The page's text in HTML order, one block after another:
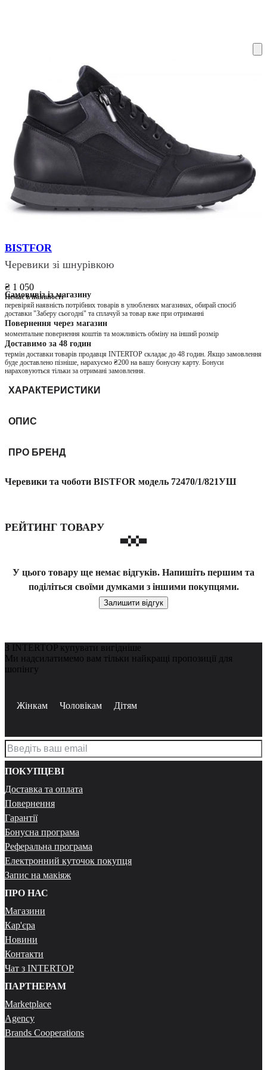
BISTFOR
Черевики зі шнурівкою
₴ 1 050
Немає в наявності
Самовивіз із магазину
перевіряй наявність потрібних товарів в улюблених магазинах, обирай спосіб
доставки "Заберу сьогодні" та сплачуй за товар вже при отриманні
Повернення через магазин
моментальне повернення коштів та можливість обміну на інший розмір
Доставимо за 48 годин
термін доставки товарів продавця INTERTOP складає до 48 годин. Якщо замовлення
буде доставлено пізніше, нарахуємо ₴200 на вашу бонусну карту. Бонуси
нараховуються тільки за отримані замовлення.
ХАРАКТЕРИСТИКИ
ОПИС
ПРО БРЕНД
Черевики та чоботи BISTFOR модель 72470/1/821УШ
РЕЙТИНГ ТОВАРУ
У цього товару ще немає відгуків. Напишіть першим та
поділіться своїми думками з іншими покупцями.
Залишити відгук
З INTERTOP купувати вигідніше
Ми надсилатимемо вам тільки найкращі пропозиції для
шопінгу
Жінкам Чоловікам Дітям
ПОКУПЦЕВІ
Доставка та оплата
Повернення
Гарантії
Бонусна програма
Реферальна програма
Електронний куточок покупця
Запис на макіяж
ПРО НАС
Магазини
Кар'єра
Новини
Контакти
Чат з INTERTOP
ПАРТНЕРАМ
Marketplace
Agency
Brands Cooperations